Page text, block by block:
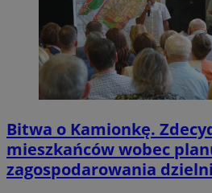
Bitwa o Kamionkę.
mieszkańców wobec
zagospodarowania